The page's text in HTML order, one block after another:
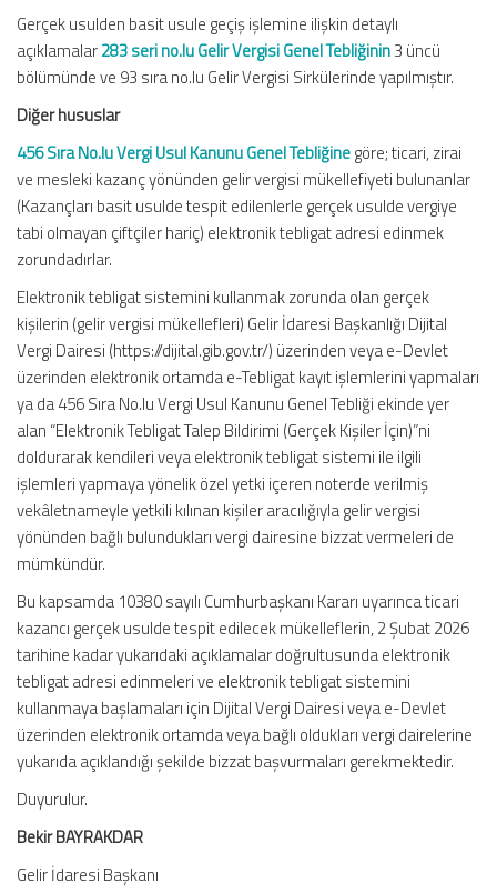
Gerçek usulden basit usule geçiş işlemine ilişkin detaylı
açıklamalar283 seri no.lu Gelir Vergisi Genel Tebliğinin3 üncü
bölümünde ve 93 sıra no.lu Gelir Vergisi Sirkülerinde yapılmıştır.
Diğer hususlar
456 Sıra No.lu Vergi Usul Kanunu Genel Tebliğinegöre; ticari, zirai
ve mesleki kazanç yönünden gelir vergisi mükellefiyeti bulunanlar
(Kazançları basit usulde tespit edilenlerle gerçek usulde vergiye
tabi olmayan çiftçiler hariç) elektronik tebligat adresi edinmek
zorundadırlar.
Elektronik tebligat sistemini kullanmak zorunda olan gerçek
kişilerin (gelir vergisi mükellefleri) Gelir İdaresi Başkanlığı Dijital
Vergi Dairesi (https://dijital.gib.gov.tr/) üzerinden veya e-Devlet
üzerinden elektronik ortamda e-Tebligat kayıt işlemlerini yapmaları
ya da 456 Sıra No.lu Vergi Usul Kanunu Genel Tebliği ekinde yer
alan “Elektronik Tebligat Talep Bildirimi (Gerçek Kişiler İçin)”ni
doldurarak kendileri veya elektronik tebligat sistemi ile ilgili
işlemleri yapmaya yönelik özel yetki içeren noterde verilmiş
vekâletnameyle yetkili kılınan kişiler aracılığıyla gelir vergisi
yönünden bağlı bulundukları vergi dairesine bizzat vermeleri de
mümkündür.
Bu kapsamda 10380 sayılı Cumhurbaşkanı Kararı uyarınca ticari
kazancı gerçek usulde tespit edilecek mükelleflerin, 2 Şubat 2026
tarihine kadar yukarıdaki açıklamalar doğrultusunda elektronik
tebligat adresi edinmeleri ve elektronik tebligat sistemini
kullanmaya başlamaları için Dijital Vergi Dairesi veya e-Devlet
üzerinden elektronik ortamda veya bağlı oldukları vergi dairelerine
yukarıda açıklandığı şekilde bizzat başvurmaları gerekmektedir.
Duyurulur.
Bekir BAYRAKDAR
Gelir İdaresi Başkanı